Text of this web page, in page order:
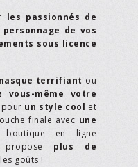
les passionnés de
de vos
sous licence
terrifiant ou
vous-même votre
pour un style cool et
finale avec une
en ligne
propose plus de
goûts !